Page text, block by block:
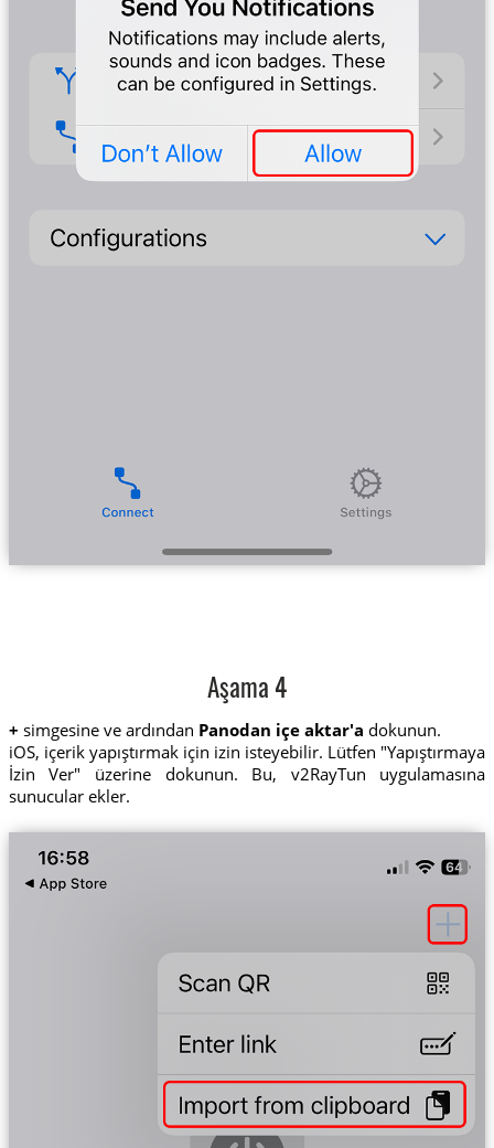
Aşama 4
+ simgesine ve ardından Panodan içe aktar'a dokunun.
iOS, içerik yapıştırmak için izin isteyebilir. Lütfen "Yapıştırmaya
İzin Ver" üzerine dokunun. Bu, v2RayTun uygulamasına
sunucular ekler.